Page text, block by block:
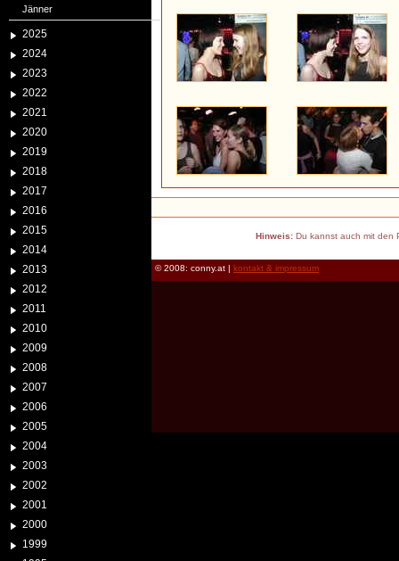
Jänner
2025
2024
2023
2022
2021
2020
2019
2018
2017
2016
2015
2014
2013
2012
2011
2010
2009
2008
2007
2006
2005
2004
2003
2002
2001
2000
1999
Hinweis:Du kannst auch mit den
© 2008: conny.at | kontakt & impressum